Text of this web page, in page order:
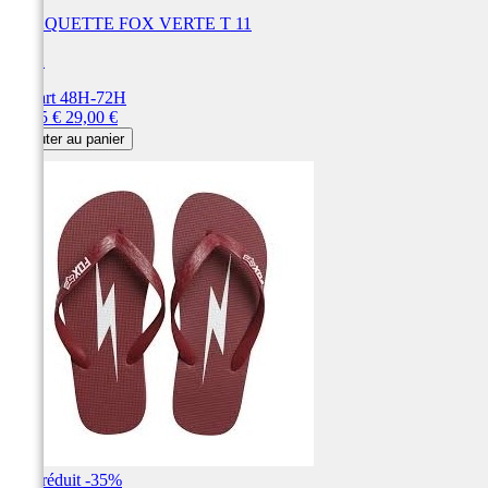
CLAQUETTE FOX VERTE T 11
Départ 48H-72H
18,85 € Prix
de
base
29,00 €
Ajouter au panier
Prix réduit -35%